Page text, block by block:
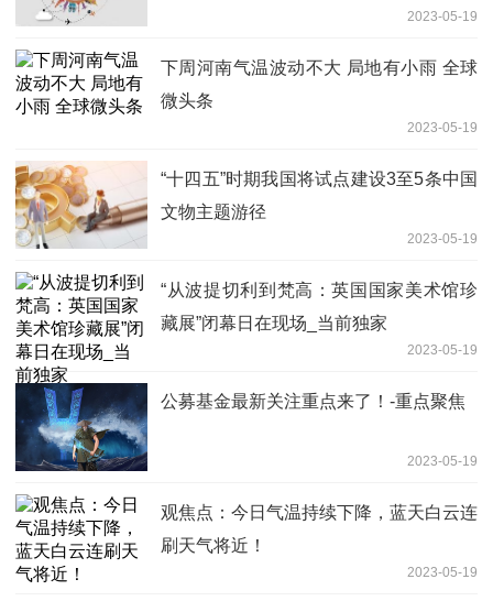
2023-05-19
下周河南气温波动不大 局地有小雨 全球
微头条
2023-05-19
“十四五”时期我国将试点建设3至5条中国
文物主题游径
2023-05-19
“从波提切利到梵高：英国国家美术馆珍
藏展”闭幕日在现场_当前独家
2023-05-19
公募基金最新关注重点来了！-重点聚焦
2023-05-19
观焦点：今日气温持续下降，蓝天白云连
刷天气将近！
2023-05-19